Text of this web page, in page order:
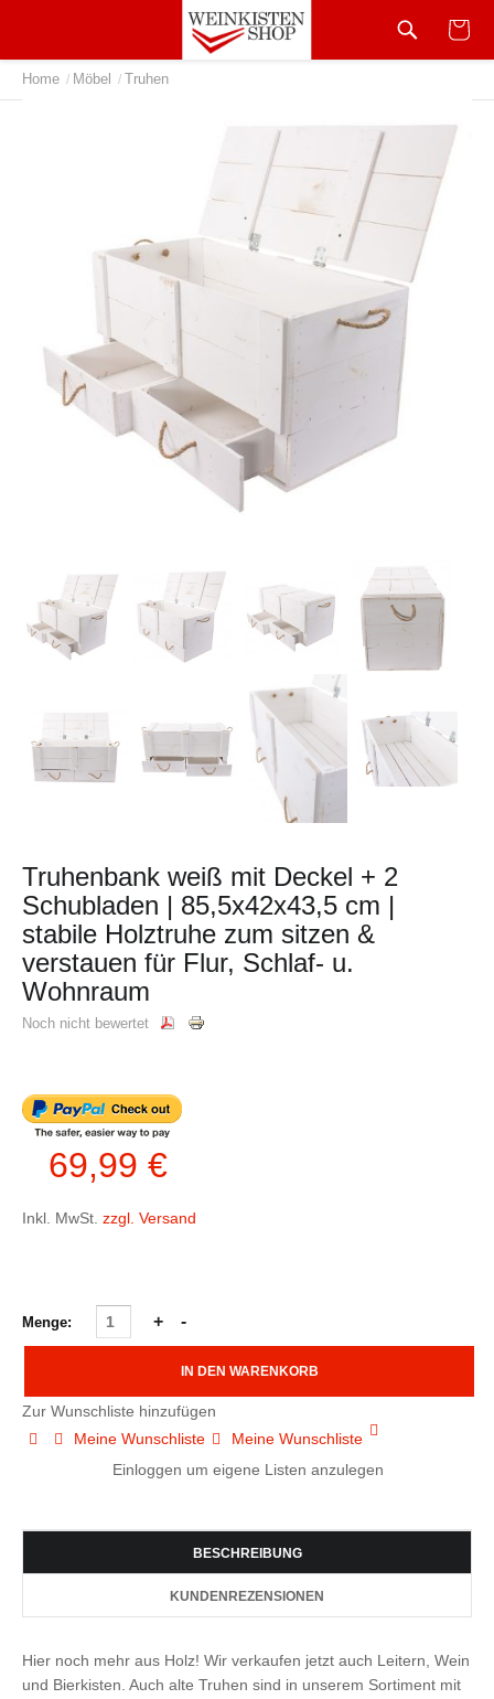
Home / Möbel / Truhen
Truhenbank weiß mit Deckel + 2
Schubladen | 85,5x42x43,5 cm |
stabile Holztruhe zum sitzen &
verstauen für Flur, Schlaf- u.
Wohnraum
Noch nicht bewertet
69,99 €
Inkl. MwSt. zzgl. Versand
Menge:
Zur Wunschliste hinzufügen
Meine Wunschliste
Meine Wunschliste
Einloggen um eigene Listen anzulegen
BESCHREIBUNG
KUNDENREZENSIONEN
Hier noch mehr aus Holz! Wir verkaufen jetzt auch Leitern, Wein
und Bierkisten. Auch alte Truhen sind in unserem Sortiment mit